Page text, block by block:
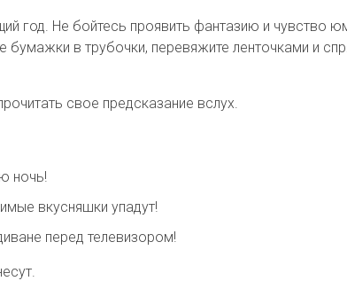
год. Не бойтесь проявить фантазию и чувство
в трубочки, перевяжите ленточками и
свое предсказание вслух.
ночь!
вкусняшки упадут!
перед телевизором!